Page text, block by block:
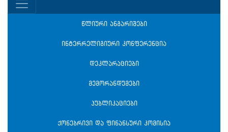
წლიური ანგარიშები
ინტერრელიგიური კონფერენცია
დეკლარაციები
მემორანდუმები
პუბლიკაციები
ქონებრივი და ფინანსური კომისია